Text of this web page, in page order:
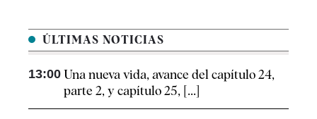
ÚLTIMAS NOTICIAS
13:00 Una nueva vida, avance del capítulo 24,
parte 2, y capítulo 25, [...]